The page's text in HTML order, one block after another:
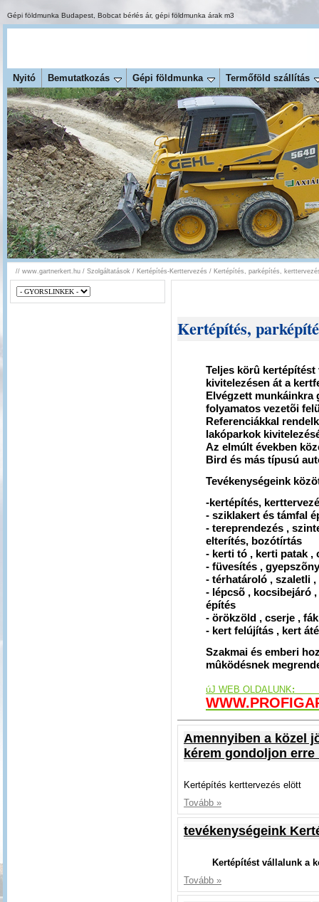
Gépi földmunka Budapest Bobcat bérlés ár, gépi földmunka árak m3
Nyitó Bemutatkozás Gépi földmunka Termőföld szállítás
// www.gartnerkert.hu / Szolgáltatások / Kertépítés-Kerttervezés / Kertépítés, parképítés,
Kertépítés,
Teljes körû
kivitelezésen át a
Elvégzett munkáinkra
folyamatos vezetõi
Referenciákkal
lakóparkok
Az elmúlt években
Bird és más típusú
Tevékenységeink
-kertépítés,
- sziklakert és támfal
- tereprendezés ,
elterítés, bozótírtás
- kerti tó , kerti patak ,
- füvesítés ,
- térhatároló , szaletli
- lépcsõ , kocsibejáró
építés
- örökzöld , cserje ,
- kert felújítás , kert
Szakmai és emberi
mûködésnek
úJ WEB OLDALUNK
Amennyiben a közel
kérem gondoljon erre
Kertépítés kerttervezés elött
Tovább »
tevékenységeink
Kertépítést vállalunk a
Tovább »